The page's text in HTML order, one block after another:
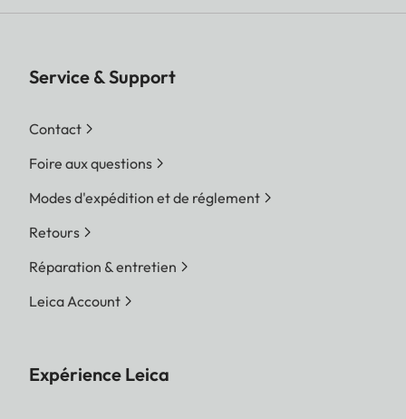
Service & Support
Contact
Foire aux questions
Modes d'expédition et de réglement
Retours
Réparation & entretien
Leica Account
Expérience Leica